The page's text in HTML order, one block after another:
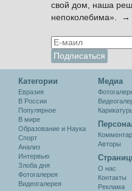
свой дом, наша
непоколебима». →
Категории
Евразия
В России
Популярное
В мире
Образование и Наука
Спорт
Анализ
Интервью
Злоба дня
Фотогалерея
Видеогалерея
Медиа
Авторы
О нас
Контакты
Реклама